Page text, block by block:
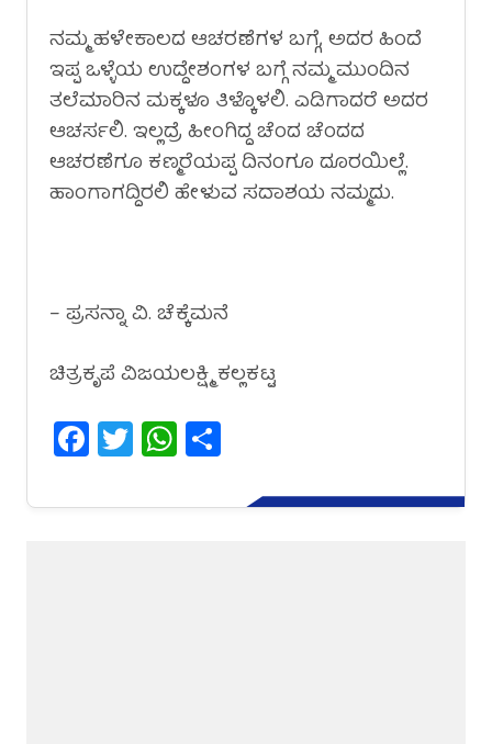
ನಮ್ಮ ಹಳೇಕಾಲದ ಆಚರಣೆಗಳ ಬಗ್ಗೆ, ಅದರ ಹಿಂದೆ
ಇಪ್ಪ ಒಳ್ಳೆಯ ಉದ್ದೇಶಂಗಳ ಬಗ್ಗೆ ನಮ್ಮ ಮುಂದಿನ
ತಲೆಮಾರಿನ ಮಕ್ಕಳೂ ತಿಳ್ಕೊಳಲಿ. ಎಡಿಗಾದರೆ ಅದರ
ಆಚರ್ಸಲಿ. ಇಲ್ಲದ್ರೆ ಹೀಂಗಿದ್ದ ಚೆಂದ ಚೆಂದದ
ಆಚರಣೆಗೂ ಕಣ್ಮರೆಯಪ್ಪ ದಿನಂಗೂ ದೂರಯಿಲ್ಲೆ.
ಹಾಂಗಾಗದ್ದಿರಲಿ ಹೇಳುವ ಸದಾಶಯ ನಮ್ಮದು.
– ಪ್ರಸನ್ನಾ ವಿ. ಚೆಕ್ಕೆಮನೆ
ಚಿತ್ರಕೃಪೆ ವಿಜಯಲಕ್ಷ್ಮಿ ಕಲ್ಲಕಟ್ಟ
Facebook
TwitterWhatsApp